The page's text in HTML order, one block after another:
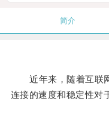
简介
近年来，随着互联网
连接的速度和稳定性对